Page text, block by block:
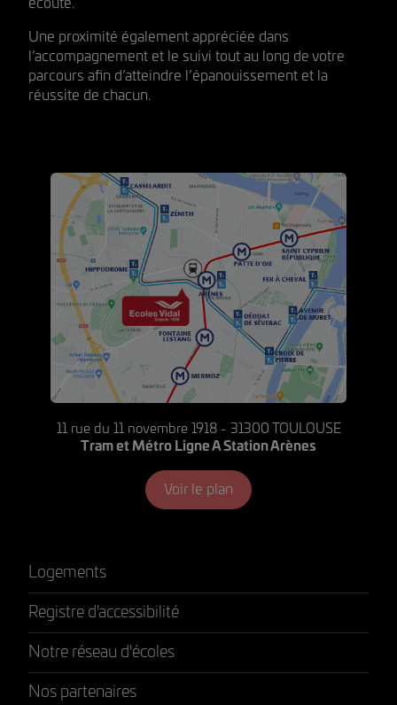
écoute.
Une proximité également appréciée dans
l’accompagnement et le suivi tout au long de votre
parcours afin d’atteindre l’épanouissement et la
réussite de chacun.
11 rue du 11 novembre 1918 - 31300 TOULOUSE
Tram et Métro Ligne A Station Arènes
Voir le plan
Logements
Registre d'accessibilité
Notre réseau d'écoles
Nos partenaires